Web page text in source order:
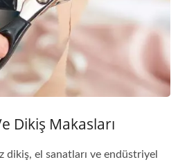
Dikiş Makasları
dikiş, el sanatları ve endüstriyel